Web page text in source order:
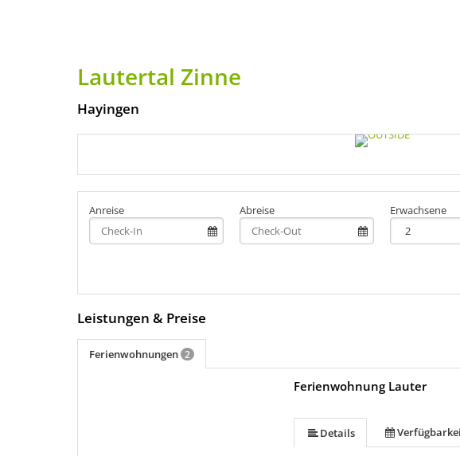
Lautertal Zinne
Hayingen
Anreise Abreise Erwachsene
Leistungen & Preise
Ferienwohnungen 2
Ferienwohnung Lauter
Details